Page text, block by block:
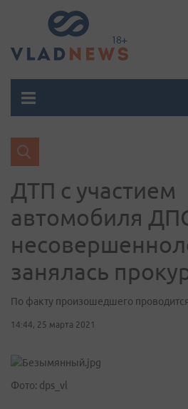
ДТП с участием
автомобиля
занялась
По факту произошедшего
14:44, 25 марта 2021
Фото: dps_vl